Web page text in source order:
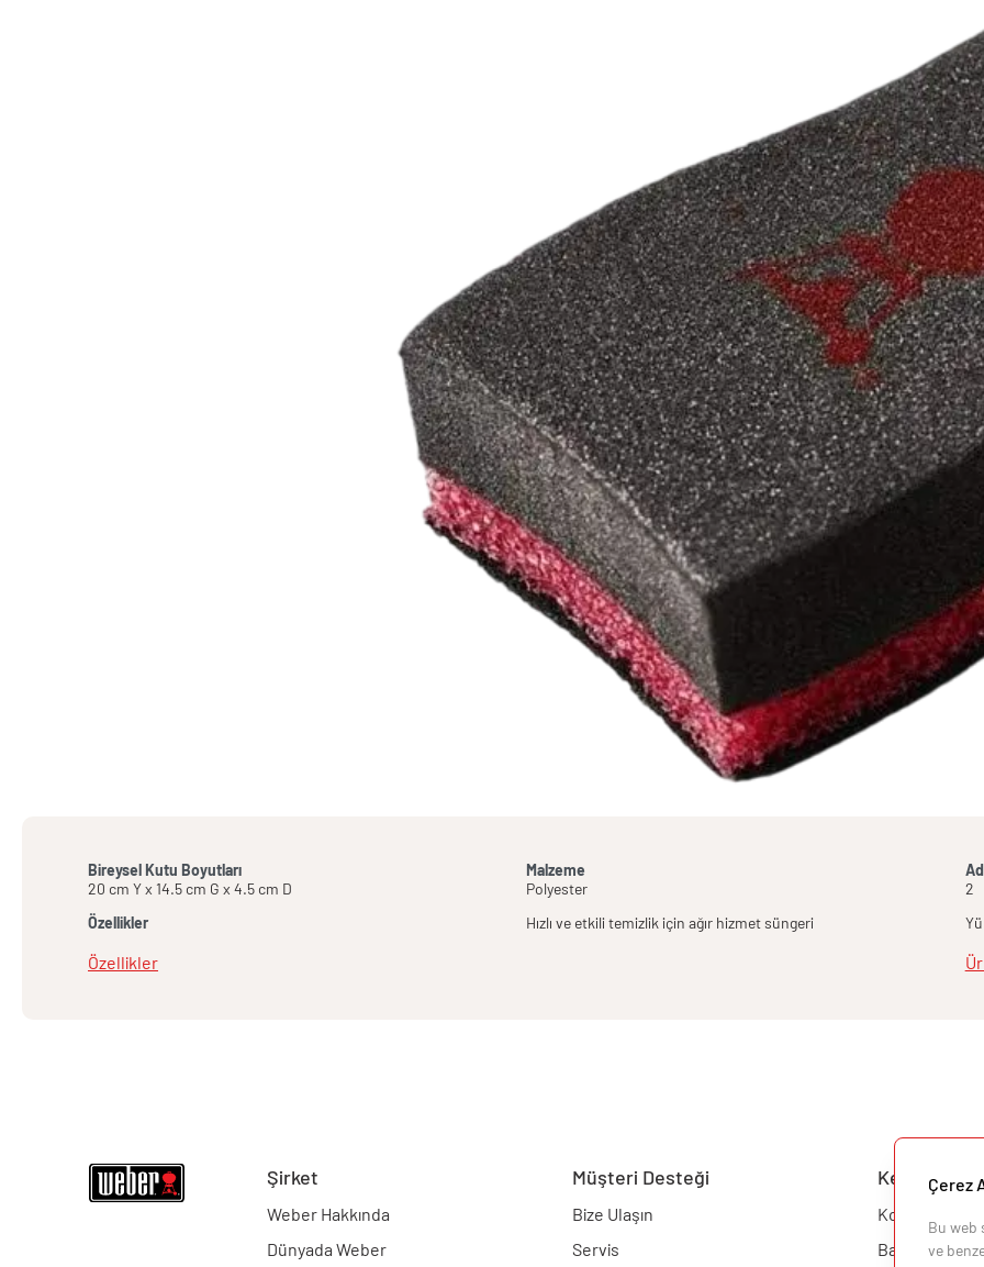
Bireysel Kutu Boyutları
20 cm Y x 14.5 cm G x 4.5 cm D
Malzeme
Polyester
2
Özellikler
Hızlı ve etkili temizlik için ağır hizmet süngeri
Özellikler
Şirket
Weber Hakkında
Dünyada Weber
Müşteri Desteği
Bize Ulaşın
Servis
Keşfedin
Konfigüratör
Barbekü
Çerez
Bu web
ve